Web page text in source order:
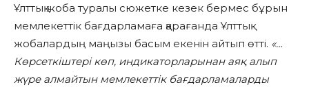
Ұлттық жоба туралы сюжетке кезек бермес бұрын
мемлекеттік бағдарламаға қарағанда Ұлттық
жобалардың маңызы басым екенін айтып өтті. «…
Көрсеткіштері көп, индикаторларынан аяқ алып
жүре алмайтын мемлекеттік бағдарламаларды